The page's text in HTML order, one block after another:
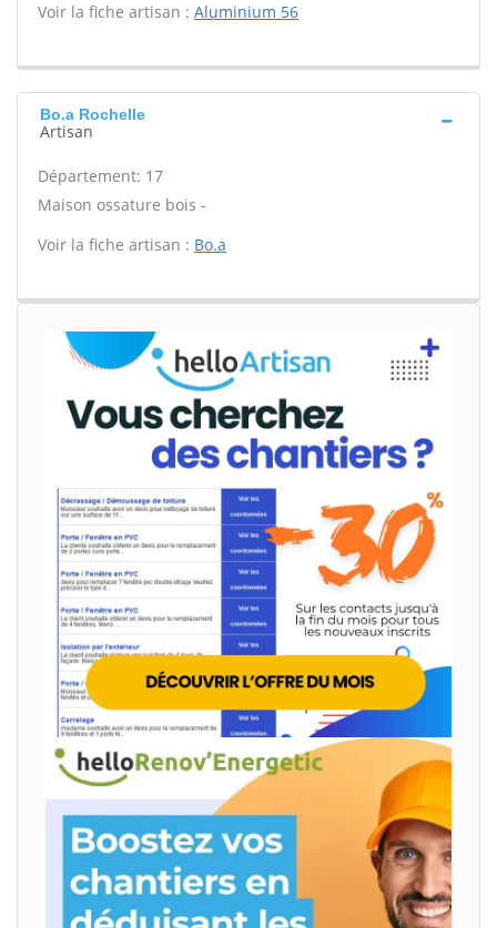
Voir la fiche artisan : Aluminium 56
Bo.a Rochelle
Artisan
Département: 17
Maison ossature bois -
Voir la fiche artisan : Bo.a